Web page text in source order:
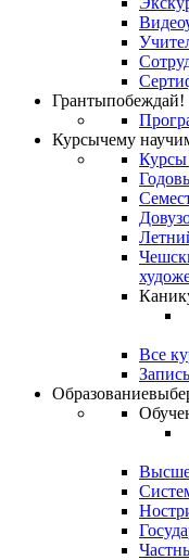
Грантыпобеждай!
Курсычему
Курсы
Все
Образование